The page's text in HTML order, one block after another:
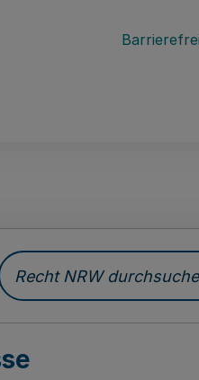
Recht NRW durchsuchen